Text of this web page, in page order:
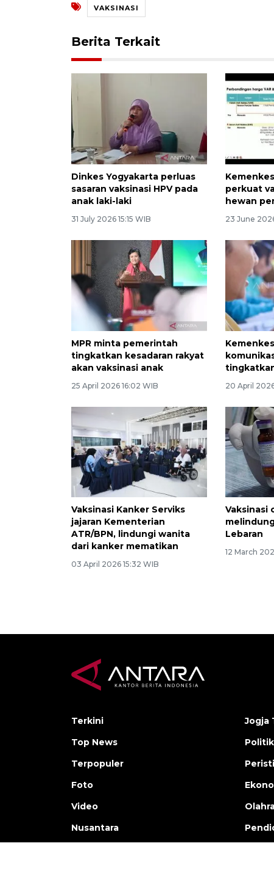
VAKSINASI
Berita Terkait
Dinkes Yogyakarta perluas
sasaran vaksinasi HPV pada
anak laki-laki
31 July 2026 15:15 WIB
perkuat
hewan
23 June
MPR minta pemerintah
tingkatkan kesadaran rakyat
akan vaksinasi anak
25 April 2026 16:02 WIB 20 April
Vaksinasi Kanker Serviks
jajaran Kementerian
ATR/BPN, lindungi wanita
dari kanker mematikan
03 April 2026 15:32 WIB
Vaksinasi
Lebaran
12 March
Terkini
Top News
Terpopuler
Foto
Video
Nusantara
Jogja
Politik